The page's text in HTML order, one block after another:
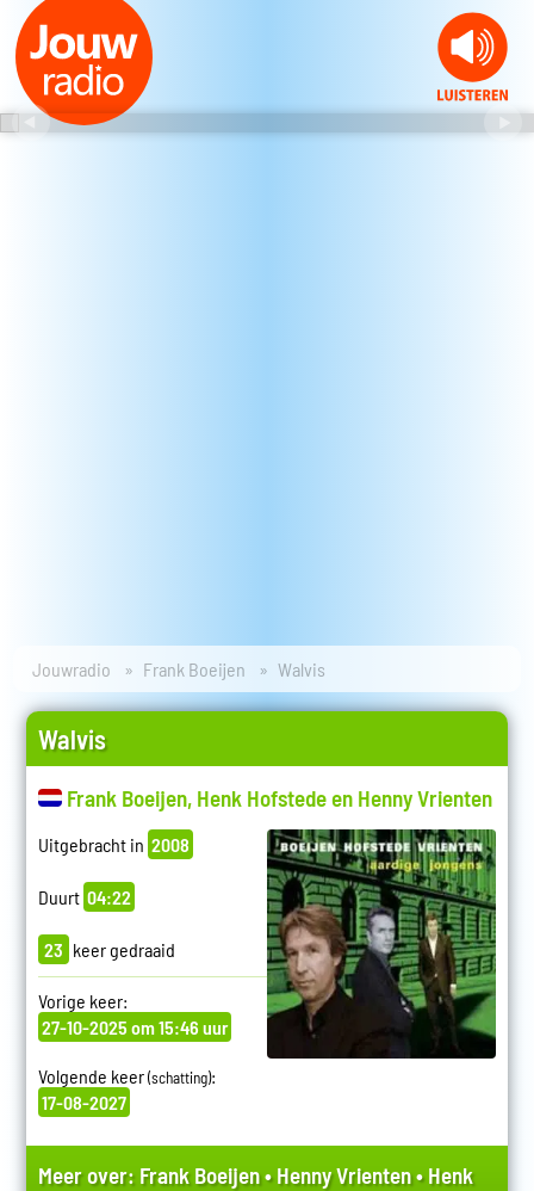
Jouwradio Frank Boeijen Walvis
Walvis
Frank Boeijen, Henk Hofstede en Henny Vrienten
Uitgebracht in 2008
Duurt 04:22
23 keer gedraaid
Vorige keer:
27-10-2025 om 15:46 uur
Volgende keer(schatting):
17-08-2027
Meer over: Frank Boeijen•Henny Vrienten•Henk